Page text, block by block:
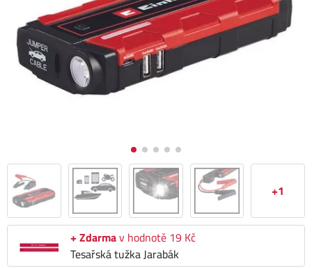
+1
+ Zdarmav hodnotě 19 Kč
Tesařská tužka Jarabák